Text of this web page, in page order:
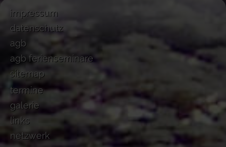
impressum
datenschutz
agb
agb ferienseminare
sitemap
termine
galerie
links
netzwerk